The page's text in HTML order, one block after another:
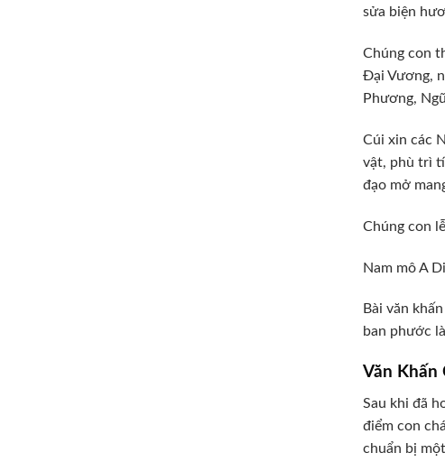
sửa biện
Chúng con
Đại Vương,
Phương,
Cúi xin các
vật, phù trì
đạo mở
Chúng con
Nam mô A
Bài văn
ban phước
Văn Khấn
Sau khi đã
điểm con
chuẩn bị